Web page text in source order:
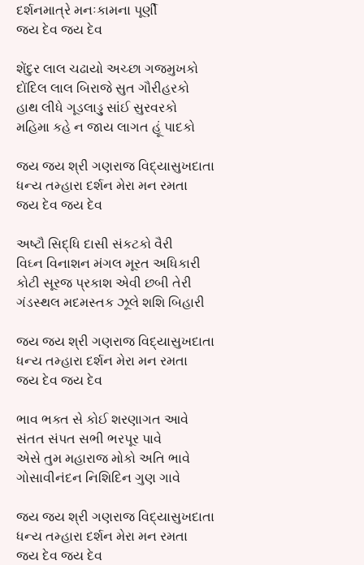
દર્શનમાત્રે મનઃકામના પૂર્ણી
જય દેવ જય દેવ
શેંદુર લાલ ચઢાયો અચ્છા ગજમુખકો
દોંદિલ લાલ બિરાજે સુત ગૌરીહરકો
હાથ લીધે ગૂડલાડ્ડુ સાંઈ સુરવરકો
મહિમા કહે ન જાય લાગત હૂં પાદકો
જય જય શ્રી ગણરાજ વિદ્યાસુખદાતા
ધન્ય તમ્હારા દર્શન મેરા મન રમતા
જય દેવ જય દેવ
અષ્ટૌ સિદ્ધિ દાસી સંકટકો વૈરી
વિઘ્ન વિનાશન મંગલ મૂરત અધિકારી
કોટી સૂરજ પ્રકાશ એવી છબી તેરી
ગંડસ્થલ મદમસ્તક ઝૂલે શશિ બિહારી
જય જય શ્રી ગણરાજ વિદ્યાસુખદાતા
ધન્ય તમ્હારા દર્શન મેરા મન રમતા
જય દેવ જય દેવ
ભાવ ભક્ત સે કોઈ શરણાગત આવે
સંતત સંપત સભી ભરપૂર પાવે
એસે તુમ મહારાજ મોકો અતિ ભાવે
ગોસાવીનંદન નિશિદિન ગુણ ગાવે
જય જય શ્રી ગણરાજ વિદ્યાસુખદાતા
ધન્ય તમ્હારા દર્શન મેરા મન રમતા
જય દેવ જય દેવ